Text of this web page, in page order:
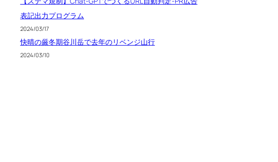
表記出力プログラム
2024/03/17
快晴の厳冬期谷川岳で去年のリベンジ山行
2024/03/10